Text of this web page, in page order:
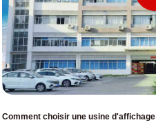
Comment choisir une usine d'affichage